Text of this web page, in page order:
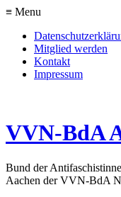
≡ Menu
Mitglied werden
Kontakt
Impressum
VVN-BdA
Bund der
Aachen der VVN-BdA